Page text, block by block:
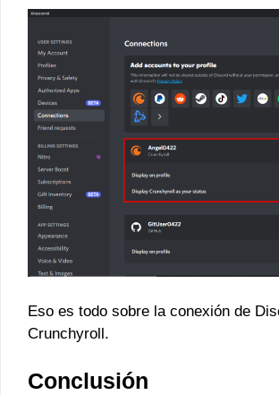
Eso es todo sobre la conexión de
Crunchyroll.
Conclusión